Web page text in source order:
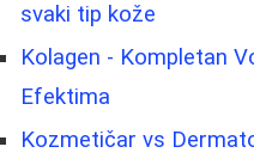
svaki tip kože
Kolagen - Kompletan
Efektima
Kozmetičar vs